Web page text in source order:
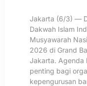
Jakarta (6/3) —
Dakwah Islam
Musyawarah
2026 di Grand
Jakarta. Agenda
penting bagi
kepengurusan